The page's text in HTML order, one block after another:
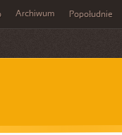
Archiwum Popołudnie